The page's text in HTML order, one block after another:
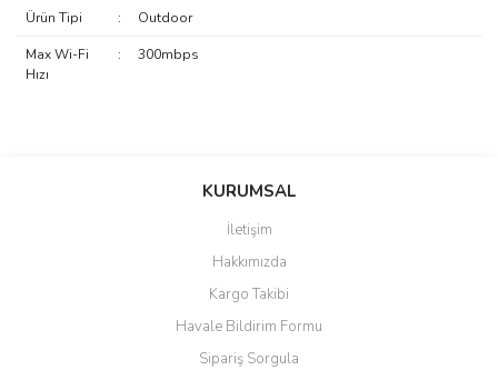
Ürün Tipi : Outdoor
Max Wi-Fi
Hızı
: 300mbps
Bu ürüne ilk yorumu siz yapın!
güzel paketlenmiş ama yanında
ile 24 izlenmektedir diye küçük
bir tabela olsa daha hoş
KURUMSAL
İletişim
Hakkımızda
Kargo Takibi
Havale Bildirim Formu
Sipariş Sorgula